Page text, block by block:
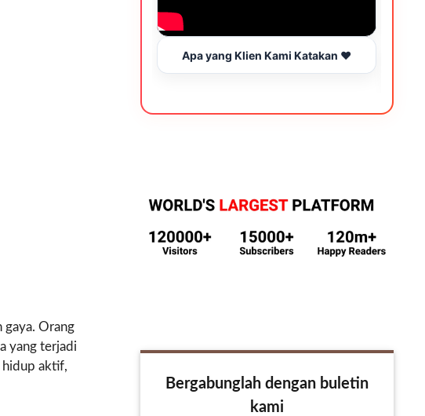
gaya. Orang
yang terjadi
hidup aktif,
Apa yang Klien Kami Katakan ❤️
Bergabunglah dengan buletin
kami